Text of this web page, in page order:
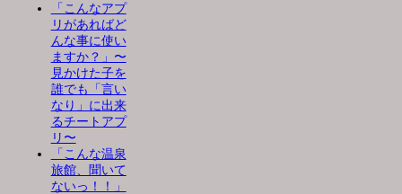
「こんなアプ
リがあればど
んな事に使い
ますか？」〜
見かけた子を
誰でも「言い
なり」に出来
るチートアプ
リ〜
「こんな温泉
旅館、聞いて
ないっ！！」